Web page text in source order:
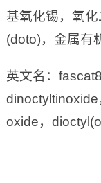
基氧化锡，氧
(doto)，金属有
英文名：
oxide，